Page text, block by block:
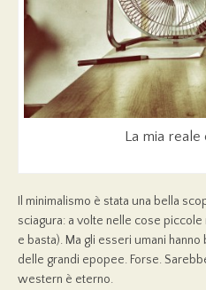
La mia
Il minimalismo è stata una bella
sciagura: a volte nelle cose piccole
e basta). Ma gli esseri umani
delle grandi epopee. Forse.
western è eterno.